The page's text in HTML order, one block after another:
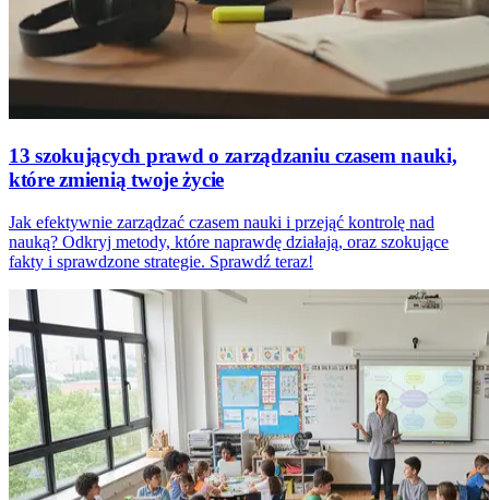
13 szokujących prawd o zarządzaniu czasem nauki,
które zmienią twoje życie
Jak efektywnie zarządzać czasem nauki i przejąć kontrolę nad
nauką? Odkryj metody, które naprawdę działają, oraz szokujące
fakty i sprawdzone strategie. Sprawdź teraz!